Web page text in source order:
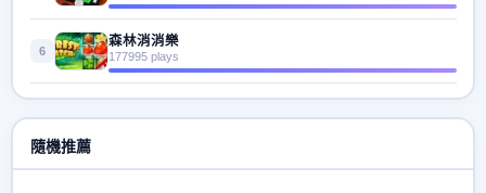
6
森林消消樂
177995 plays
隨機推薦